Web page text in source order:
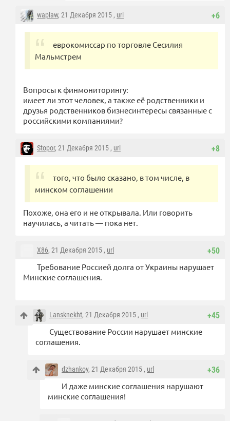
+6
waplaw, 21 Декабря 2015 , url
еврокомиссар по торговле Сесилия
Мальмстрем
Вопросы к финмониторингу:
имеет ли этот человек, а также её родственники и
друзья родственников бизнесинтересы связанные с
российскими компаниями?
+8
Stopor, 21 Декабря 2015 , url
того, что было сказано, в том числе, в
минском соглашении
Похоже, она его и не открывала. Или говорить
научилась, а читать — пока нет.
+50
X86, 21 Декабря 2015 , url
Требование Россией долга от Украины нарушает
Минские соглашения.
+45
Lansknekht, 21 Декабря 2015 , url
Существование России нарушает минские
соглашения.
+36
dzhankoy, 21 Декабря 2015 , url
И даже минские соглашения нарушают
минские соглашения!